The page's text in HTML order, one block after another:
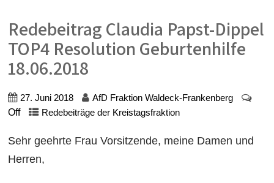
Redebeitrag Claudia Papst-Dippel
TOP4 Resolution Geburtenhilfe
18.06.2018
27. Juni 2018 AfD Fraktion Waldeck-Frankenberg
Off Redebeiträge der Kreistagsfraktion
Sehr geehrte Frau Vorsitzende, meine Damen und
Herren,